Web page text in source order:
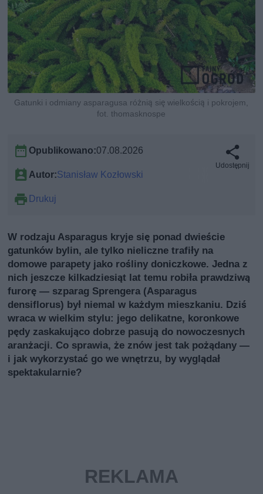
Gatunki i odmiany asparagusa różnią się wielkością i pokrojem,
fot. thomasknospe
Opublikowano:07.08.2026
Autor:Stanisław Kozłowski
Drukuj
Udostępnij
W rodzaju Asparagus kryje się ponad dwieście
gatunków bylin, ale tylko nieliczne trafiły na
domowe parapety jako rośliny doniczkowe. Jedna z
nich jeszcze kilkadziesiąt lat temu robiła prawdziwą
furorę — szparag Sprengera (Asparagus
densiflorus) był niemal w każdym mieszkaniu. Dziś
wraca w wielkim stylu: jego delikatne, koronkowe
pędy zaskakująco dobrze pasują do nowoczesnych
aranżacji. Co sprawia, że znów jest tak pożądany —
i jak wykorzystać go we wnętrzu, by wyglądał
spektakularnie?